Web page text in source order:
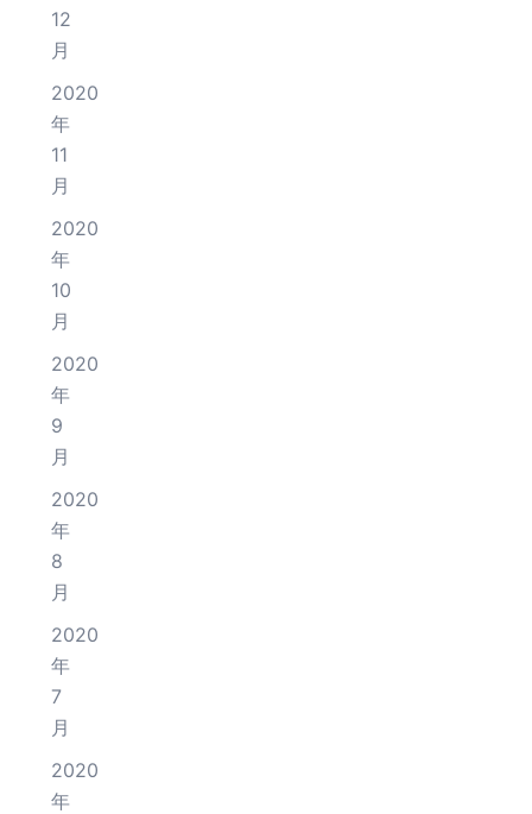
12
月
2020
年
11
月
2020
年
10
月
2020
年
9
月
2020
年
8
月
2020
年
7
月
2020
年